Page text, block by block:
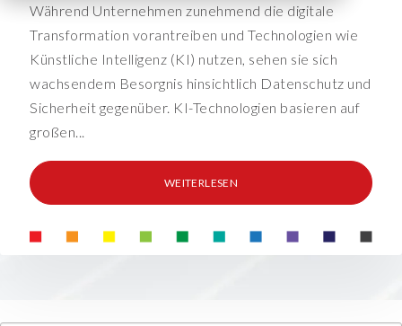
Während Unternehmen zunehmend die digitale
Transformation vorantreiben und Technologien wie
Künstliche Intelligenz (KI) nutzen, sehen sie sich
wachsendem Besorgnis hinsichtlich Datenschutz und
Sicherheit gegenüber. KI-Technologien basieren auf
großen...
WEITERLESEN